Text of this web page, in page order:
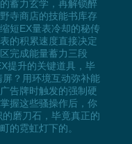
蓄力玄学，再解锁醉
寺商店的技能书库存
短EX量表冷却的秘传
的积累速度直接决定
完成能量蓄力三段
提升的关键道具，毕
？用环境互动弥补能
告牌时触发的强制硬
握这些骚操作后，你
磨刀石，毕竟真正的
的霓虹灯下的。